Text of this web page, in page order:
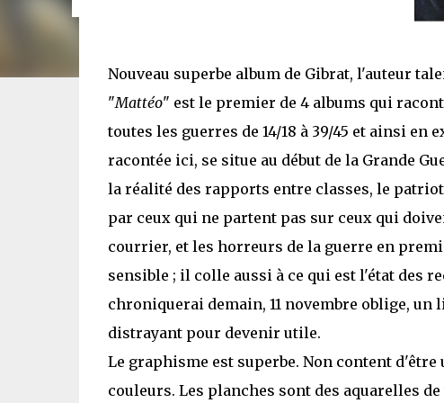
Nouveau superbe album de Gibrat, l'auteur
"Mattéo" est le premier de 4 albums qui
toutes les guerres de 14/18 à 39/45 et ainsi
racontée ici, se situe au début de la Grande
la réalité des rapports entre classes, le
par ceux qui ne partent pas sur ceux qui
courrier, et les horreurs de la guerre en
sensible ; il colle aussi à ce qui est l'état des
chroniquerai demain, 11 novembre oblige,
distrayant pour devenir utile.
Le graphisme est superbe. Non content
couleurs. Les planches sont des aquarelles